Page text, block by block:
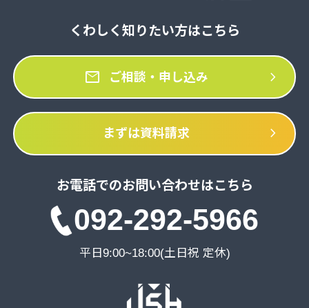
くわしく知りたい方はこちら
mail ご相談・申し込み chevron_right
まずは資料請求 chevron_right
お電話でのお問い合わせはこちら
092-292-5966
平日9:00~18:00(土日祝 定休)